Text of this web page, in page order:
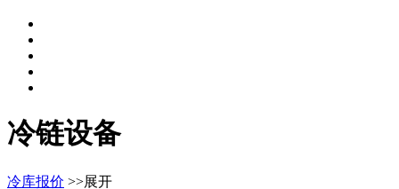
冷链设备
冷库报价 >>展开